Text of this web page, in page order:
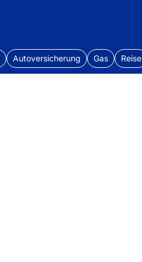
Autoversicherung Gas Reise